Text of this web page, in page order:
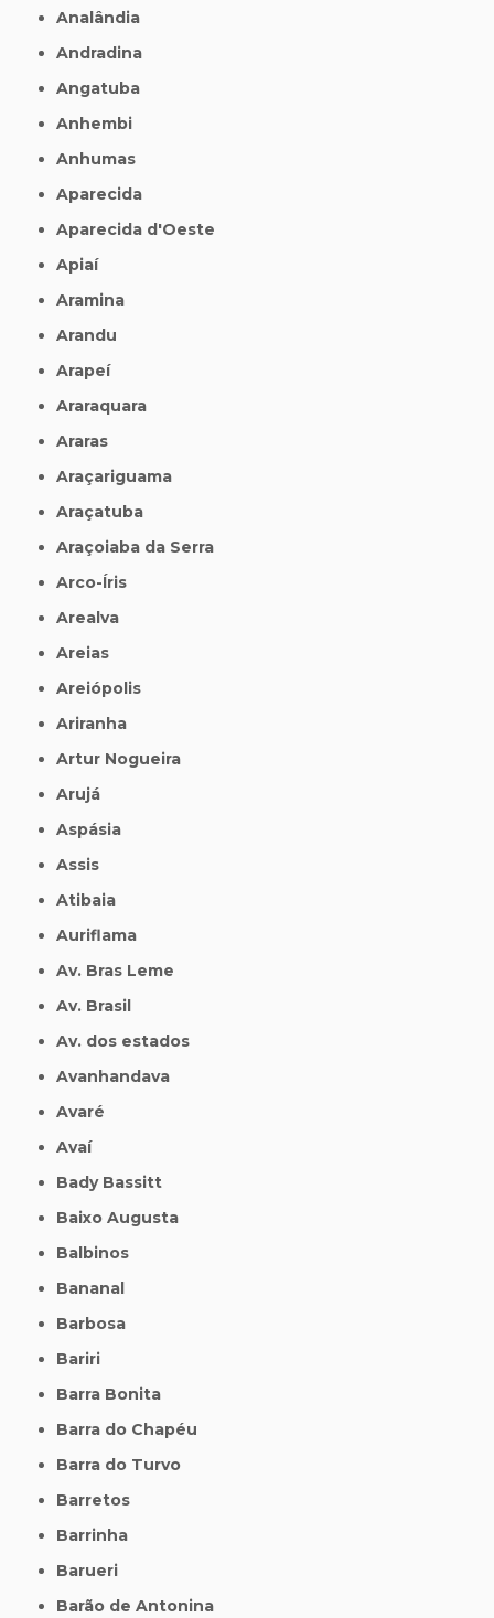
Analândia
Andradina
Angatuba
Anhembi
Anhumas
Aparecida
Aparecida d'Oeste
Apiaí
Aramina
Arandu
Arapeí
Araraquara
Araras
Araçariguama
Araçatuba
Araçoiaba da Serra
Arco-Íris
Arealva
Areias
Areiópolis
Ariranha
Artur Nogueira
Arujá
Aspásia
Assis
Atibaia
Auriflama
Av. Bras Leme
Av. Brasil
Av. dos estados
Avanhandava
Avaré
Avaí
Bady Bassitt
Baixo Augusta
Balbinos
Bananal
Barbosa
Bariri
Barra Bonita
Barra do Chapéu
Barra do Turvo
Barretos
Barrinha
Barueri
Barão de Antonina